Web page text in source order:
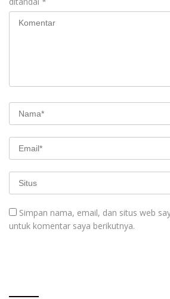
Simpan nama, email, dan situs web
untuk komentar saya berikutnya.